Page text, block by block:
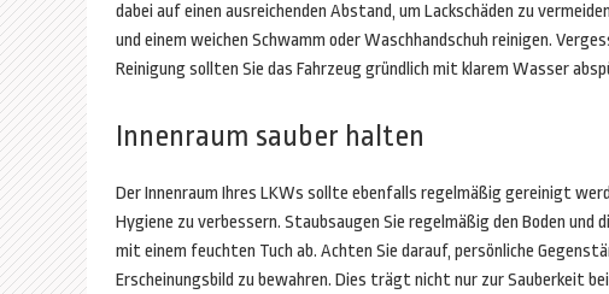
dabei auf einen ausreichenden Abstand, um Lackschäden zu
und einem weichen Schwamm oder Waschhandschuh reinigen.
Reinigung sollten Sie das Fahrzeug gründlich mit klarem Wasser
Innenraum sauber halten
Der Innenraum Ihres LKWs sollte ebenfalls regelmäßig gereinigt
Hygiene zu verbessern. Staubsaugen Sie regelmäßig den Boden
mit einem feuchten Tuch ab. Achten Sie darauf, persönliche
Erscheinungsbild zu bewahren. Dies trägt nicht nur zur Sauberkeit